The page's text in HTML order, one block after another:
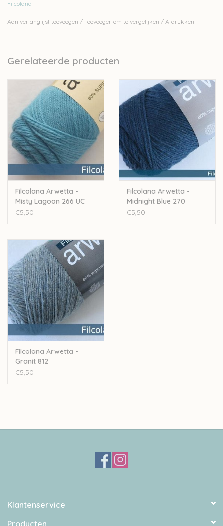
sokkengaren is.
50gr - 210m
Stekenverhouding: 28 a 32 steken voor 10cm
Machinewasbaar
Let op: de kleur op beeld kan afwijken van de werkelijke kleur.
Filcolana
Aan verlanglijst toevoegen / Toevoegen om te vergelijken / Afdrukken
Gerelateerde producten
Filcolana Arwetta -
Misty Lagoon 266 UC
€5,50
Filcolana Arwetta -
Midnight Blue 270
€5,50
Filcolana Arwetta -
Granit 812
€5,50
Klantenservice
Producten